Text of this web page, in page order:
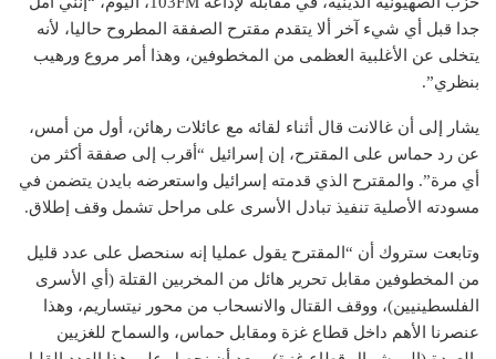
جدا قبل أي شيء آخر ألا يتقدم مقترح الصفقة المطروح حاليا، لأنه
يتخلى عن الأغلبية العظمى من المخطوفين، وهذا أمر مروع ورهيب
بنظري”.
يشار إلى أن غالانت قال أثناء لقائه مع عائلات رهائن، أول من أمس،
عن رد حماس على المقترح، إن إسرائيل “أقرب إلى صفقة أكثر من
أي مرة”. والمقترح الذي قدمته إسرائيل واستعرضه بايدن يتضمن في
مسودته الأصلية تنفيذ تبادل الأسرى على مراحل تشمل وقف إطلاق.
وتابعت ستروك أن “المقترح يقول عمليا إنه سنحصل على عدد قليل
من المخطوفين مقابل تحرير هائل من المخربين القتلة (أي الأسرى
الفلسطينيين)، ووقف القتال والانسحاب من محور نيتساريم، وهذا
عنصرنا الأهم داخل قطاع غزة ومقابل حماس، والسماح للغزيين